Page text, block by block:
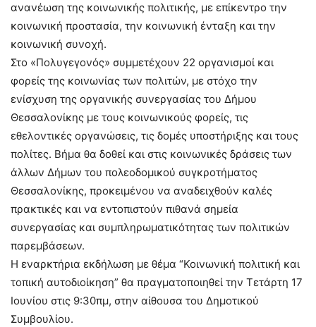
ανανέωση της κοινωνικής πολιτικής, με επίκεντρο την
κοινωνική προστασία, την κοινωνική ένταξη και την
κοινωνική συνοχή.
Στο «Πολυγεγονός» συμμετέχουν 22 οργανισμοί και
φορείς της κοινωνίας των πολιτών, με στόχο την
ενίσχυση της οργανικής συνεργασίας του Δήμου
Θεσσαλονίκης με τους κοινωνικούς φορείς, τις
εθελοντικές οργανώσεις, τις δομές υποστήριξης και τους
πολίτες. Βήμα θα δοθεί και στις κοινωνικές δράσεις των
άλλων Δήμων του πολεοδομικού συγκροτήματος
Θεσσαλονίκης, προκειμένου να αναδειχθούν καλές
πρακτικές και να εντοπιστούν πιθανά σημεία
συνεργασίας και συμπληρωματικότητας των πολιτικών
παρεμβάσεων.
Η εναρκτήρια εκδήλωση με θέμα “Κοινωνική πολιτική και
τοπική αυτοδιοίκηση” θα πραγματοποιηθεί την Τετάρτη 17
Ιουνίου στις 9:30πμ, στην αίθουσα του Δημοτικού
Συμβουλίου.